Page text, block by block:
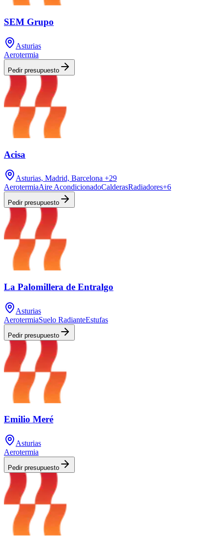
SEM Grupo
Asturias
Aerotermia
Pedir presupuesto
Acisa
Asturias, Madrid, Barcelona +29
AerotermiaAire AcondicionadoCalderasRadiadores+6
Pedir presupuesto
La Palomillera de Entralgo
Asturias
AerotermiaSuelo RadianteEstufas
Pedir presupuesto
Emilio Meré
Asturias
Aerotermia
Pedir presupuesto